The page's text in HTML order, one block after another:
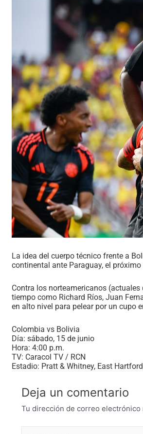
La idea del cuerpo técnico frente a
continental ante Paraguay, el
Contra los norteamericanos (actuales
tiempo como Richard Ríos, Juan
en alto nivel para pelear por un cupo
Colombia vs Bolivia
Día: sábado, 15 de junio
Hora: 4:00 p.m.
TV: Caracol TV / RCN
Estadio: Pratt & Whitney, East
Deja un comentario
Tu dirección de correo electrónico